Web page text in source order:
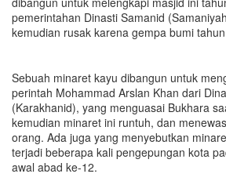
pemerintahan Dinasti Samanid
kemudian rusak karena gempa bumi
Sebuah minaret kayu dibangun untuk
perintah Mohammad Arslan Khan dari
(Karakhanid), yang menguasai Bukhara
kemudian minaret ini runtuh, dan
orang. Ada juga yang menyebutkan
terjadi beberapa kali pengepungan kota
awal abad ke-12.